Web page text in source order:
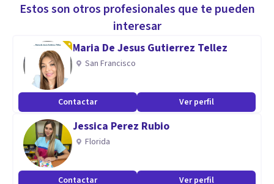
Estos son otros profesionales que te pueden
interesar
Maria De Jesus Gutierrez Tellez
San Francisco
Contactar Ver perfil
Jessica Perez Rubio
Florida
Contactar Ver perfil